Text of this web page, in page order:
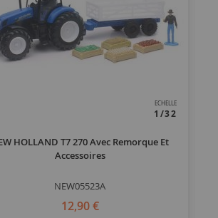
ECHELLE
1/32
HOLLAND T7 270 Avec Remorque Et
Accessoires
NEW05523A
12,90 €